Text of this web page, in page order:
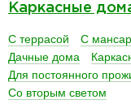
Каркасные
С террасой С
Дачные дома
Для постоянного
Со вторым светом